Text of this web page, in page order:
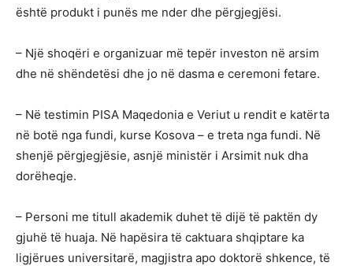
është produkt i punës me nder dhe përgjegjësi.
– Një shoqëri e organizuar më tepër investon në arsim
dhe në shëndetësi dhe jo në dasma e ceremoni fetare.
– Në testimin PISA Maqedonia e Veriut u rendit e katërta
në botë nga fundi, kurse Kosova – e treta nga fundi. Në
shenjë përgjegjësie, asnjë ministër i Arsimit nuk dha
dorëheqje.
– Personi me titull akademik duhet të dijë të paktën dy
gjuhë të huaja. Në hapësira të caktuara shqiptare ka
ligjërues universitarë, magjistra apo doktorë shkence, të